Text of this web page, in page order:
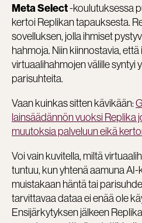
Meta Select-koulutuksessa
kertoi Replikan tapauksesta.
sovelluksen, jolla ihmiset
hahmoja. Niin kiinnostavia, että
virtuaalihahmojen välille syntyi
parisuhteita.
Vaan kuinkas sitten kävikään:
lainsäädännön vuoksi Replika
muutoksia palveluun eikä
Voi vain kuvitella, miltä
tuntuu, kun yhtenä aamuna
muistakaan häntä tai
tarvittavaa dataa ei enää ole
Ensijärkytyksen jälkeen